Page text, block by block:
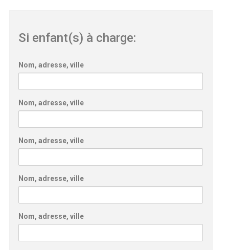
Si enfant(s) à charge:
Nom, adresse, ville
Nom, adresse, ville
Nom, adresse, ville
Nom, adresse, ville
Nom, adresse, ville